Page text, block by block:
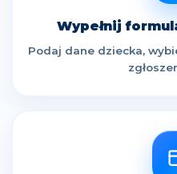
Wypełnij
Podaj dane dziecka,